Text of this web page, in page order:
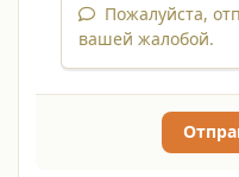
Пожалуйста,
вашей жалобой.